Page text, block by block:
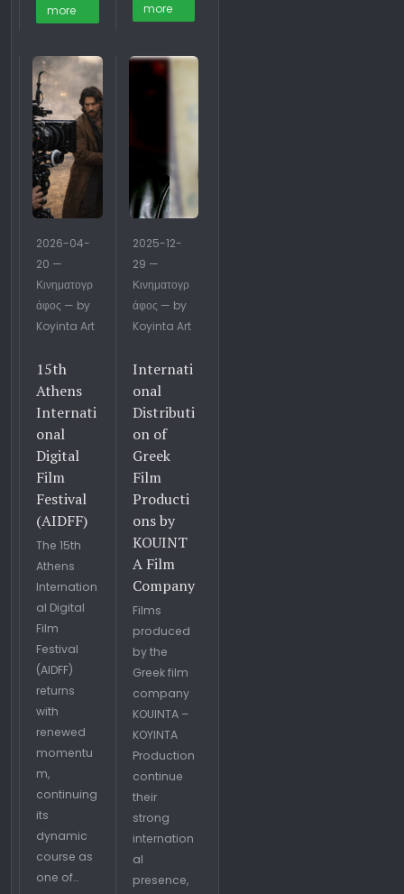
more
more
2026-04-
20 —
Κινηματογρ
άφος — by
Koyinta Art
15th
Athens
Internati
onal
Digital
Film
Festival
(AIDFF)
The 15th
Athens
Internation
al Digital
Film
Festival
(AIDFF)
returns
with
renewed
momentu
m,
continuing
its
dynamic
course as
one of…
2025-12-
29 —
Κινηματογρ
άφος — by
Koyinta Art
Internati
onal
Distributi
on of
Greek
Film
Producti
ons by
KOUINT
A Film
Company
Films
produced
by the
Greek film
company
KOUINTA –
KOYINTA
Production
continue
their
strong
internation
al
presence,